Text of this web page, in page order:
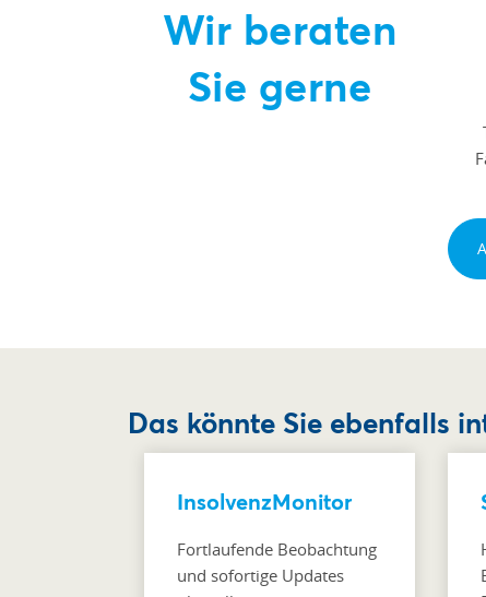
Wir beraten
Sie gerne
Das könnte Sie ebenfalls
InsolvenzMonitor
Fortlaufende Beobachtung
und sofortige Updates